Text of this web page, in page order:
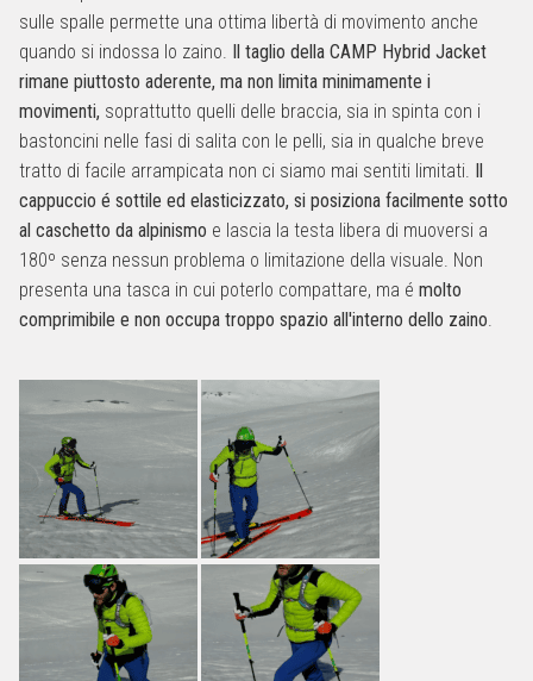
sulle spalle permette una ottima libertà di movimento anche
quando si indossa lo zaino. Il taglio della CAMP Hybrid Jacket
rimane piuttosto aderente, ma non limita minimamente i
movimenti, soprattutto quelli delle braccia, sia in spinta con i
bastoncini nelle fasi di salita con le pelli, sia in qualche breve
tratto di facile arrampicata non ci siamo mai sentiti limitati. Il
cappuccio é sottile ed elasticizzato, si posiziona facilmente sotto
al caschetto da alpinismo e lascia la testa libera di muoversi a
180º senza nessun problema o limitazione della visuale. Non
presenta una tasca in cui poterlo compattare, ma é molto
comprimibile e non occupa troppo spazio all'interno dello zaino.